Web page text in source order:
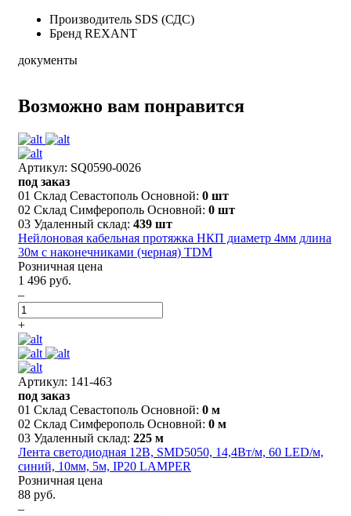
Производитель SDS (СДС)
Бренд REXANT
документы
Возможно вам понравится
Артикул: SQ0590-0026
под заказ
01 Склад Севастополь Основной: 0 шт
02 Склад Симферополь Основной: 0 шт
03 Удаленный склад: 439 шт
Нейлоновая кабельная протяжка НКП диаметр 4мм длина
30м с наконечниками (черная) TDM
Розничная цена
1 496 руб.
–
+
Артикул: 141-463
под заказ
01 Склад Севастополь Основной: 0 м
02 Склад Симферополь Основной: 0 м
03 Удаленный склад: 225 м
Лента светодиодная 12В, SMD5050, 14,4Вт/м, 60 LED/м,
синий, 10мм, 5м, IP20 LAMPER
Розничная цена
88 руб.
–